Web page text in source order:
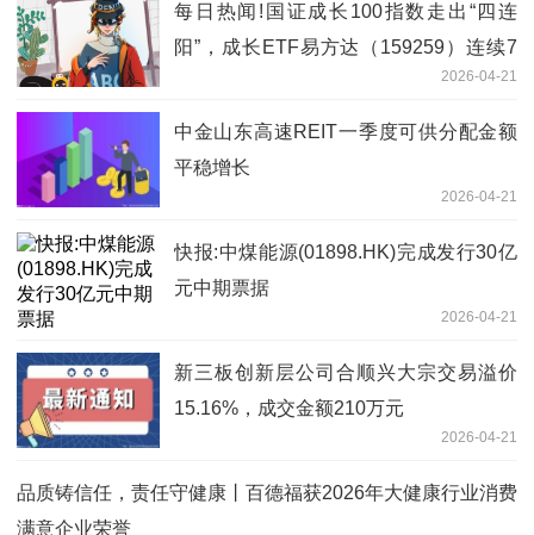
每日热闻!国证成长100指数走出“四连
阳”，成长ETF易方达（159259）连续7
2026-04-21
中金山东高速REIT一季度可供分配金额
平稳增长
2026-04-21
快报:中煤能源(01898.HK)完成发行30亿
元中期票据
2026-04-21
新三板创新层公司合顺兴大宗交易溢价
15.16%，成交金额210万元
2026-04-21
品质铸信任，责任守健康丨百德福获2026年大健康行业消费
满意企业荣誉